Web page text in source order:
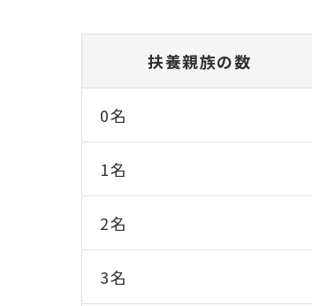
扶養親族の数
0名
1名
2名
3名